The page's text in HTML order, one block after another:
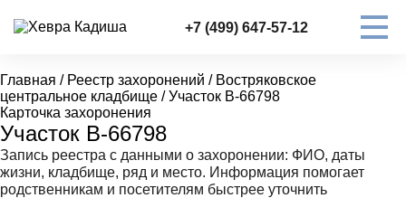
+7 (499) 647-57-12
Главная / Реестр захоронений / Востряковское
центральное кладбище / Участок В-66798
Карточка захоронения
Участок В-66798
Запись реестра с данными о захоронении: ФИО, даты
жизни, кладбище, ряд и место. Информация помогает
родственникам и посетителям быстрее уточнить